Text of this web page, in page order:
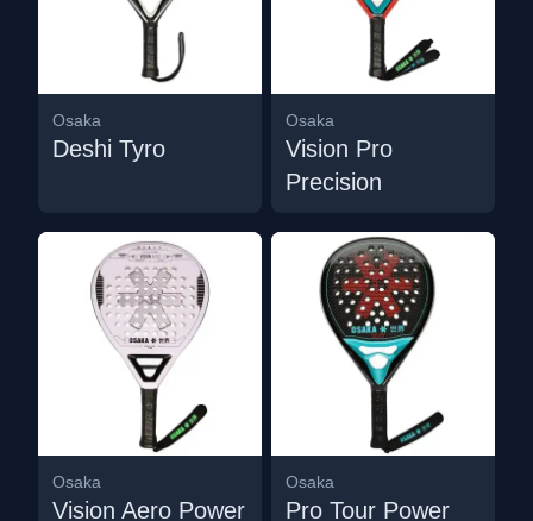
Osaka
Deshi Tyro
Osaka
Vision Pro
Precision
Osaka
Vision Aero Power
Osaka
Pro Tour Power